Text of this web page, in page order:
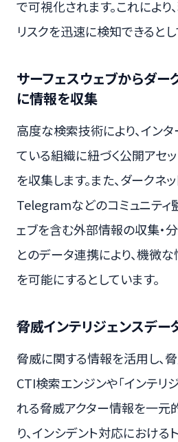
で可視化されます。これによ
リスクを迅速に検知できるとし
サーフェスウェブからダー
に情報を収集
高度な検索技術により、イン
ている組織に紐づく公開アセ
を収集します。また、ダークネ
Telegramなどのコミュニティ
ェブを含む外部情報の収集・
とのデータ連携により、機微
を可能にするとしています。
脅威インテリジェンスデー
脅威に関する情報を活用し、
CTI検索エンジンや「インテリ
れる脅威アクター情報を一元
り、インシデント対応におけ